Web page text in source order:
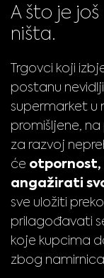
A što je
ništa.
Trgovci koji
postanu
supermarket u
promišljene,
za razvoj
će otpornost,
angažirati
sve uložiti
prilagođavati
koje kupcima
zbog